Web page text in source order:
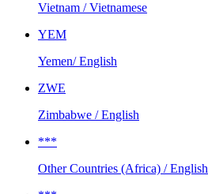
Vietnam / Vietnamese
YEM
Yemen/ English
ZWE
Zimbabwe / English
***
Other Countries (Africa) / English